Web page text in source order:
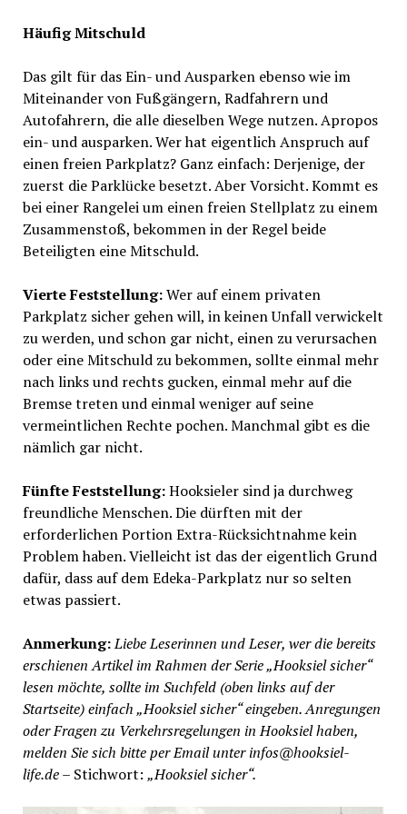
Häufig Mitschuld
Das gilt für das Ein- und Ausparken ebenso wie im
Miteinander von Fußgängern, Radfahrern und
Autofahrern, die alle dieselben Wege nutzen. Apropos
ein- und ausparken. Wer hat eigentlich Anspruch auf
einen freien Parkplatz? Ganz einfach: Derjenige, der
zuerst die Parklücke besetzt. Aber Vorsicht. Kommt es
bei einer Rangelei um einen freien Stellplatz zu einem
Zusammenstoß, bekommen in der Regel beide
Beteiligten eine Mitschuld.
Vierte Feststellung:Wer auf einem privaten
Parkplatz sicher gehen will, in keinen Unfall verwickelt
zu werden, und schon gar nicht, einen zu verursachen
oder eine Mitschuld zu bekommen, sollte einmal mehr
nach links und rechts gucken, einmal mehr auf die
Bremse treten und einmal weniger auf seine
vermeintlichen Rechte pochen. Manchmal gibt es die
nämlich gar nicht.
Fünfte Feststellung:Hooksieler sind ja durchweg
freundliche Menschen. Die dürften mit der
erforderlichen Portion Extra-Rücksichtnahme kein
Problem haben. Vielleicht ist das der eigentlich Grund
dafür, dass auf dem Edeka-Parkplatz nur so selten
etwas passiert.
Anmerkung:Liebe Leserinnen und Leser, wer die bereits
erschienen Artikel im Rahmen der Serie „Hooksiel sicher“
lesen möchte, sollte im Suchfeld (oben links auf der
Startseite) einfach „Hooksiel sicher“ eingeben. Anregungen
oder Fragen zu Verkehrsregelungen in Hooksiel haben,
melden Sie sich bitte per Email unter infos@hooksiel-
life.de– Stichwort: „Hooksiel sicher“.